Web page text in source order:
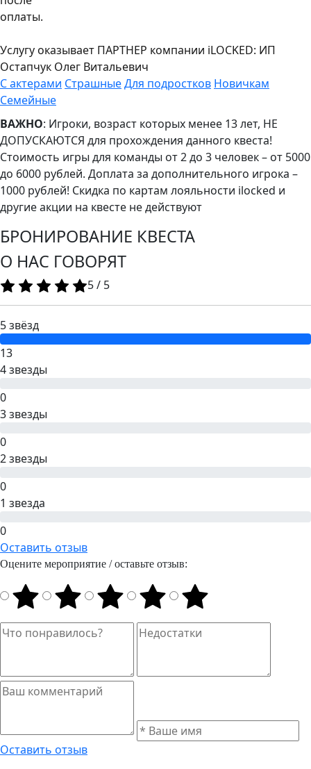
оплаты.
Услугу оказывает ПАРТНЕР компании iLOCKED: ИП
Остапчук Олег Витальевич
С актерами СтрашныеДля подростков Новичкам
Семейные
ВАЖНО: Игроки, возраст которых менее 13 лет, НЕ
ДОПУСКАЮТСЯ для прохождения данного квеста!
Стоимость игры для команды от 2 до 3 человек – от 5000
до 6000 рублей. Доплата за дополнительного игрока –
1000 рублей! Скидка по картам лояльности ilocked и
другие акции на квесте не действуют
БРОНИРОВАНИЕ КВЕСТА
О НАС ГОВОРЯТ
5/ 5
5 звёзд
13
4 звезды
0
3 звезды
0
2 звезды
0
1 звезда
0
Оставить отзыв
Оцените мероприятие / оставьте отзыв:
Оставить отзыв